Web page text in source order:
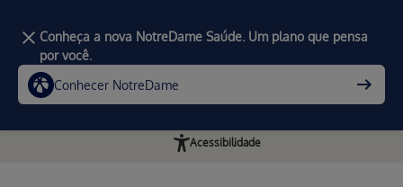
Acessibilidade
Conheça a nova NotreDame Saúde. Um plano que pensa
por você.
Conhecer NotreDame